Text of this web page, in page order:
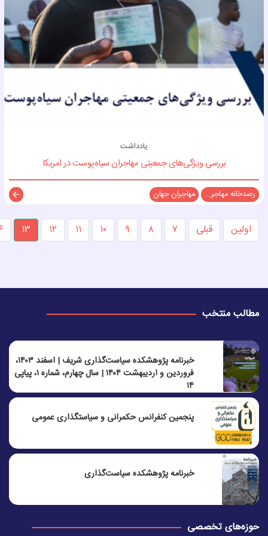
یادداشت
بررسی ویژگی‌های جمعیتی مهاجران سیاه‌پوست در امریکا
رصدخانه مهاجر... مهاجران جهان
اولین قبلی ۷ ۸ ۹ ۱۰ ۱۱ ۱۲ ۱۳
مطالب منتخب
خبرنامه پژوهشکده سیاست‌گذاری شریف | اسفند ۱۴۰۳،
فروردین و اردیبهشت ۱۴۰۴ | سال چهارم، شماره ۱، پیاپی
۱۴
پنجمين كنفرانس حكمرانی و سياستگذاری عمومی
خبرنامه پژوهشکده سیاست‌گذاری
حوزه‌های تخصصی